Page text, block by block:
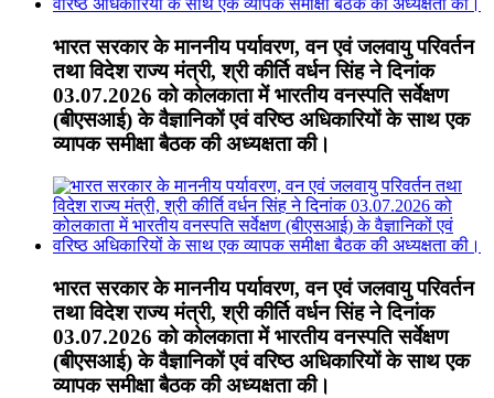
भारत सरकार के माननीय पर्यावरण, वन एवं जलवायु परिवर्तन
तथा विदेश राज्य मंत्री, श्री कीर्ति वर्धन सिंह ने दिनांक
03.07.2026 को कोलकाता में भारतीय वनस्पति सर्वेक्षण
(बीएसआई) के वैज्ञानिकों एवं वरिष्ठ अधिकारियों के साथ एक
व्यापक समीक्षा बैठक की अध्यक्षता की।
भारत सरकार के माननीय पर्यावरण, वन एवं जलवायु परिवर्तन
तथा विदेश राज्य मंत्री, श्री कीर्ति वर्धन सिंह ने दिनांक
03.07.2026 को कोलकाता में भारतीय वनस्पति सर्वेक्षण
(बीएसआई) के वैज्ञानिकों एवं वरिष्ठ अधिकारियों के साथ एक
व्यापक समीक्षा बैठक की अध्यक्षता की।